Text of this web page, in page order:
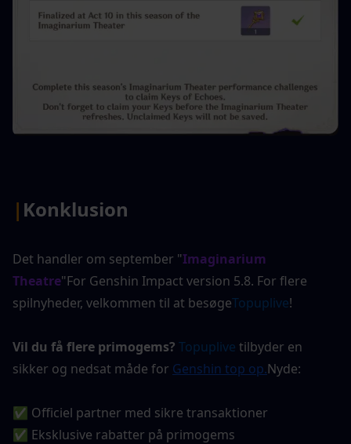
| Konklusion
Det handler om september "Imaginarium
Theatre"For Genshin Impact version 5.8. For flere
spilnyheder, velkommen til at besøgeTopuplive!
Vil du få flere primogems? Topuplive tilbyder en
sikker og nedsat måde for Genshin top op.Nyde:
✅ Officiel partner med sikre transaktioner
✅ Eksklusive rabatter på primogems